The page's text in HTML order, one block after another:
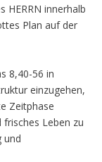
HERRN innerhalb
Plan auf der
8,40-56 in
einzugehen,
Zeitphase
Leben zu
und